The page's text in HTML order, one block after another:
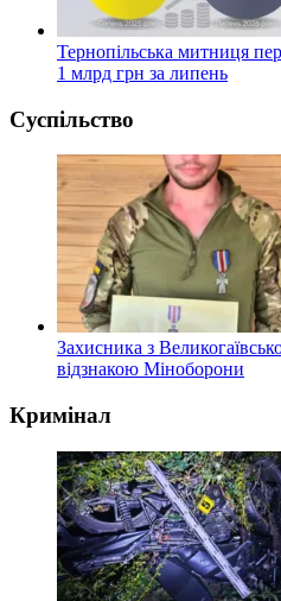
Тернопільська митниця
1 млрд грн за липень
Суспільство
Захисника з
відзнакою Міноборони
Кримінал